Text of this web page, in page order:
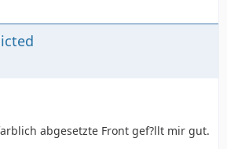
abgesetzte Front gef?llt mir gut.